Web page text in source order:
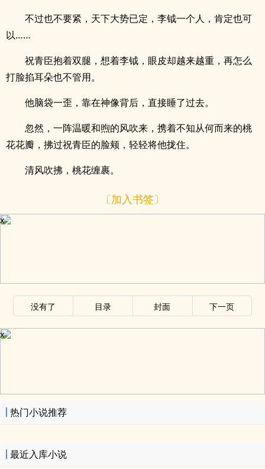
不过也不要紧，天下大势已定，李钺一个人，肯定也可
以……
祝青臣抱着双腿，想着李钺，眼皮却越来越重，再怎么
打脸掐耳朵也不管用。
他脑袋一歪，靠在神像背后，直接睡了过去。
忽然，一阵温暖和煦的风吹来，携着不知从何而来的桃
花花瓣，拂过祝青臣的脸颊，轻轻将他拢住。
清风吹拂，桃花缠裹。
〔加入书签〕
x
没有了 目录 封面 下一页
x
热门小说推荐
最近入库小说